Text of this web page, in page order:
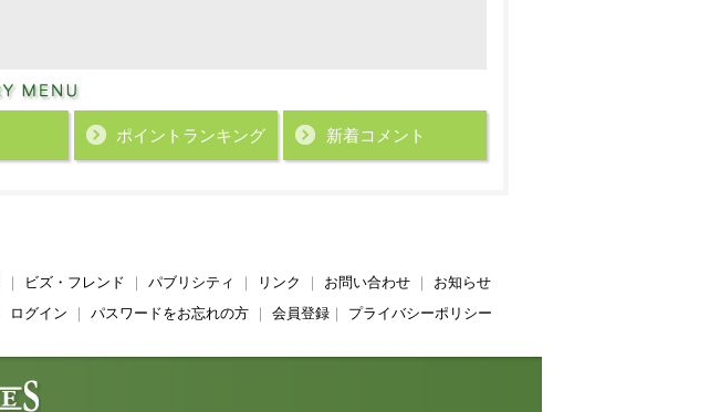
ポイント ランキング 新着コメント
ビズ・フレンド パブリシティ リンク お問い合わせ｜ お知らせ
ログイン パスワードをお忘れの方｜ 会員登録｜ プライバシーポリシー